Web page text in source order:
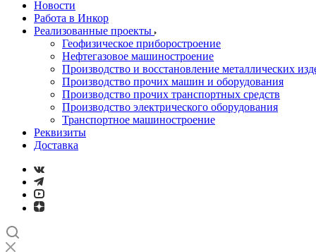
Новости
Работа в Инкор
Реализованные проекты
Геофизическое приборостроение
Нефтегазовое машиностроение
Производство и восстановление металлических
Производство прочих машин и оборудования
Производство прочих транспортных средств
Производство электрического оборудования
Транспортное машиностроение
Реквизиты
Доставка